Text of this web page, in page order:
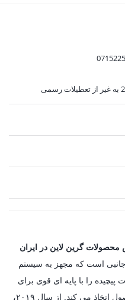
گرین لاین در ایران
جانبی است که مجهز به سیستم
پیچیده را با پایه ای قوی برای
ارتقای مفاهیم و ایده ها در مدل های محصول اتخاذ می کند. از سال ۲۰۱۹،